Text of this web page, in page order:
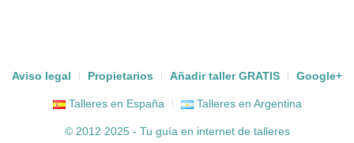
Aviso legal Propietarios Añadir taller GRATIS Google+
Talleres en España Talleres en Argentina
© 2012 2025 - Tu guía en internet de talleres